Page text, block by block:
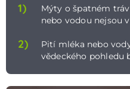
1)
Mýty o špatném
nebo vodou nejsou
2)
Pití mléka nebo
vědeckého pohledu